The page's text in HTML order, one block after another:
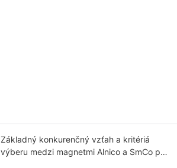
Základný konkurenčný vzťah a kritériá
výberu medzi magnetmi Alnico a SmCo pri